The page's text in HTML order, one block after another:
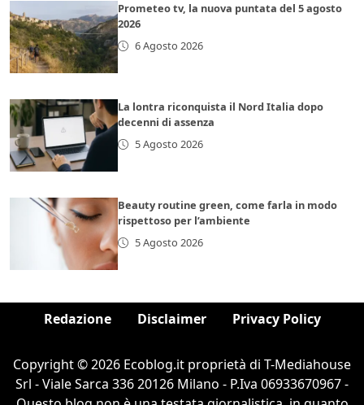
Prometeo tv, la nuova puntata del 5 agosto
2026
6 Agosto 2026
La lontra riconquista il Nord Italia dopo
decenni di assenza
5 Agosto 2026
Beauty routine green, come farla in modo
rispettoso per l’ambiente
5 Agosto 2026
Redazione Disclaimer Privacy Policy
Copyright © 2026 Ecoblog.it proprietà di T-Mediahouse
Srl - Viale Sarca 336 20126 Milano - P.Iva 06933670967 -